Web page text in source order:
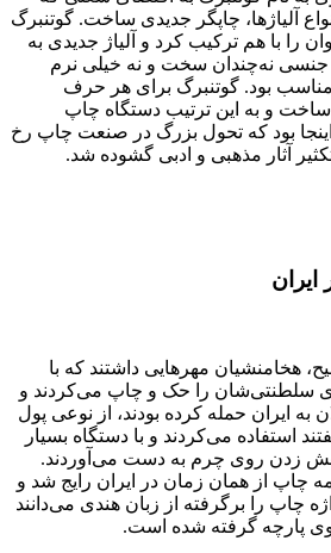
آلیاژها، چاپگر جدیدی ساخت. گوتنبرگ
را با هم ترکیب کرد و آلیاژ جدیدی به
جنسی نه‌چندان سخت و نه خیلی نرم
بود. گوتنبرگ برای هر حرف
و به این ترتیب دستگاه چاپ
بود که تحول بزرگ در صنعت چاپ رخ
آثار مذهبی و ادبی گشوده شد.
هخامنشیان مهرهایی داشتند که با
سلطنتی‌شان را حک و چاپ می‌کردند و
به ایران حمله کرده بودند، از نوعی پول
استفاده می‌کردند و با دستگاه بسیار
نقش زدن روی چرم به دست می‌آوردند.
چاپ از همان زمان در ایران رایج شد و
چاپ را برگرفته از زبان هندی می‌دانند
پارچه گرفته شده است.